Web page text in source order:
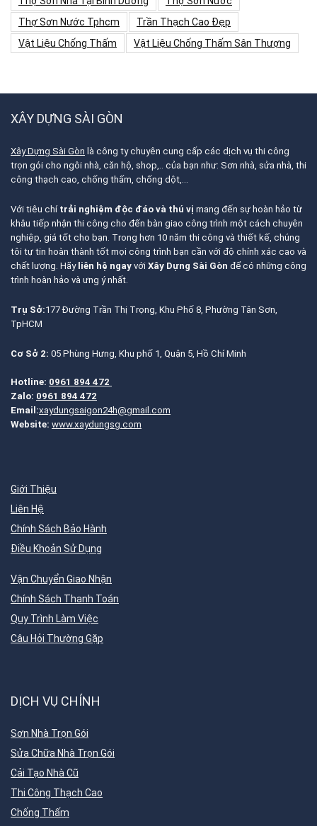
Thợ Sơn Nước Tphcm
Trần Thạch Cao Đẹp
Vật Liệu Chống Thấm
Vật Liệu Chống Thấm Sân Thượng
XÂY DỰNG SÀI GÒN
Xây Dựng Sài Gòn là công ty chuyên cung cấp các dịch vụ thi công
trọn gói cho ngôi nhà, căn hộ, shop,.. của bạn như: Sơn nhà, sửa nhà, thi
công thạch cao, chống thấm, chống dột,…
Với tiêu chí trải nghiệm độc đáo và thú vị mang đến sự hoàn hảo từ
khâu tiếp nhận thi công cho đến bàn giao công trình một cách chuyên
nghiệp, giá tốt cho bạn. Trong hơn 10 năm thi công và thiết kế, chúng
tôi tự tin hoàn thành tốt mọi công trình bạn cần với độ chính xác cao và
chất lượng. Hãy liên hệ ngay với Xây Dựng Sài Gòn để có những công
trình hoàn hảo và ưng ý nhất.
Trụ Sở:177 Đường Trần Thị Trọng, Khu Phố 8, Phường Tân Sơn,
TpHCM
Cơ Sở 2: 05 Phùng Hưng, Khu phố 1, Quận 5, Hồ Chí Minh
Hotline: 0961 894 472
Zalo: 0961 894 472
Email:xaydungsaigon24h@gmail.com
Website: www.xaydungsg.com
Giới Thiệu
Liên Hệ
Chính Sách Bảo Hành
Điều Khoản Sử Dụng
Vận Chuyển Giao Nhận
Chính Sách Thanh Toán
Quy Trình Làm Việc
Câu Hỏi Thường Gặp
DỊCH VỤ CHÍNH
Sơn Nhà Trọn Gói
Sửa Chữa Nhà Trọn Gói
Cải Tạo Nhà Cũ
Thi Công Thạch Cao
Chống Thấm